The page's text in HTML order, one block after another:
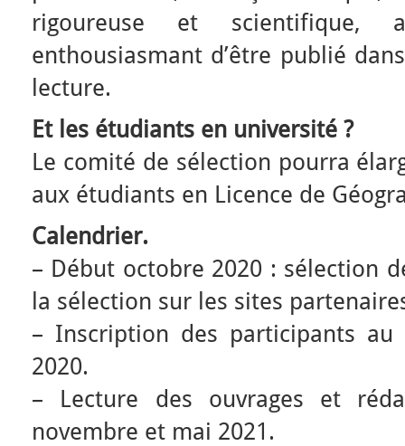
rigoureuse et scientifique,
enthousiasmant d’être publié
lecture.
Et les étudiants en université ?
Le comité de sélection pourra
aux étudiants en Licence de
Calendrier.
– Début octobre 2020 : sélection
la sélection sur les sites
– Inscription des participants
2020.
– Lecture des ouvrages et
novembre et mai 2021.